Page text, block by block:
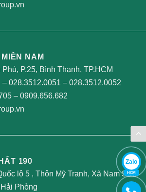
NAM
P.25, Bình Thạnh, TP.HCM
– 028.3512.0051 – 028.3512.0052
– 0909.656.682
190
lộ 5 , Thôn Mỹ Tranh, Xã Nam Sơn,
Phòng
Zalo
HCM